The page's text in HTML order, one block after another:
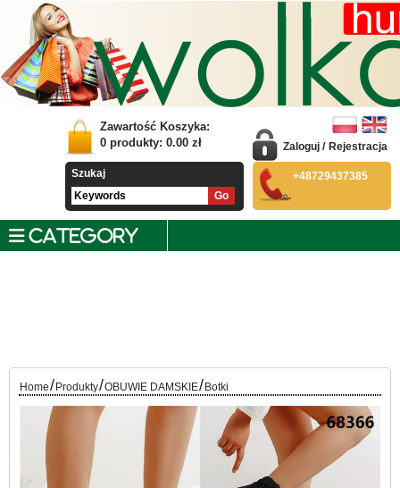
Zawartość Koszyka:
0 produkty: 0.00 zł
Szukaj
Zaloguj / Rejestracja
+48729437385
CATEGORY
Home/ Produkty/OBUWIE DAMSKIE/ Botki